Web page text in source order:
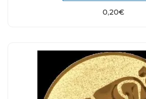
0,20€